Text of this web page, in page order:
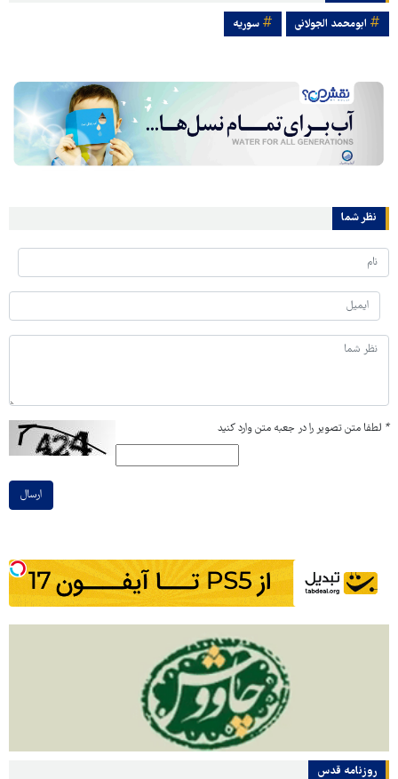
ابومحمد الجولانی سوریه
نظر شما
* لطفا متن تصویر را در جعبه متن وارد کنید
ارسال
روزنامه قدس